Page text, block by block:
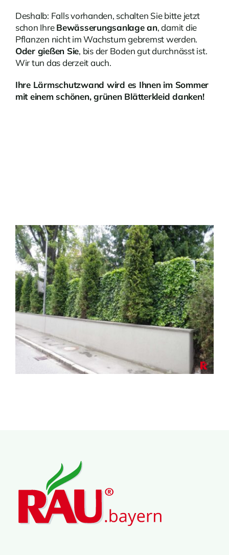
Deshalb: Falls vorhanden, schalten Sie bitte jetzt
schon IhreBewässerungsanlage an, damit die
Pflanzen nicht im Wachstum gebremst werden.
Oder gießen Sie, bis der Boden gut durchnässt ist.
Wir tun das derzeit auch.
Ihre Lärmschutzwand wird es Ihnen im Sommer
mit einem schönen, grünen Blätterkleid danken!